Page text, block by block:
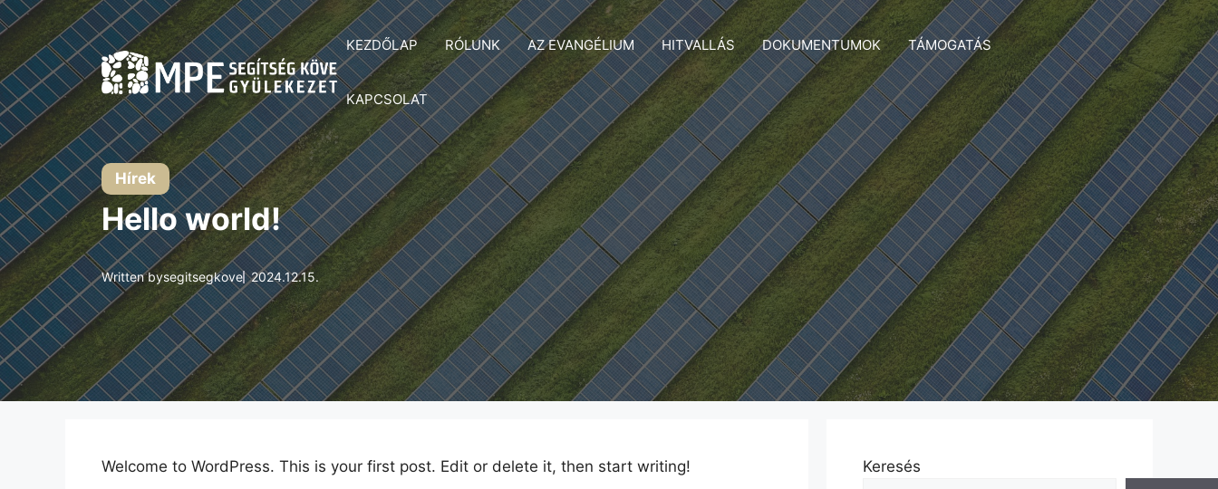
Kilépés
a
tartalomba
KEZDŐLAP RÓLUNK AZ EVANGÉLIUM HITVALLÁS DOKUMENTUMOK TÁMOGATÁS
KAPCSOLAT
Hírek
Hello world!
Written bysegitsegkove 2024.12.15.
Welcome to WordPress. This is your first post. Edit or delete it, then start writing!
Keresés